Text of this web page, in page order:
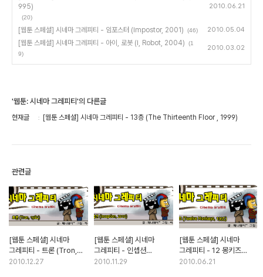
995)
(20)
2010.06.21
[웹툰 스페셜] 시네마 그레피티 - 임포스터 (Impostor, 2001) (46) 2010.05.04
[웹툰 스페셜] 시네마 그레피티 - 아이, 로봇 (I, Robot, 2004)
(1
9)
2010.03.02
'웹툰: 시네마 그레피티'의 다른글
현재글 [웹툰 스페셜] 시네마 그레피티 - 13층 (The Thirteenth Floor , 1999)
관련글
[웹툰 스페셜] 시네마
그레피티 - 트론 (Tron,
1982)
2010.12.27
[웹툰 스페셜] 시네마
그레피티 - 인셉션
(Inception, 2010)
2010.11.29
[웹툰 스페셜] 시네마
그레피티 - 12 몽키즈
(Twelve Monkeys,
2010.06.21